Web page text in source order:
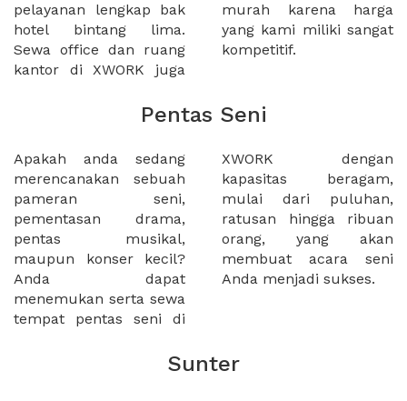
pelayanan lengkap bak
hotel bintang lima.
Sewa office dan ruang
kantor di XWORK juga
murah karena harga
yang kami miliki sangat
kompetitif.
Pentas Seni
Apakah anda sedang
merencanakan sebuah
pameran seni,
pementasan drama,
pentas musikal,
maupun konser kecil?
Anda dapat
menemukan serta sewa
tempat pentas seni di
XWORK dengan
kapasitas beragam,
mulai dari puluhan,
ratusan hingga ribuan
orang, yang akan
membuat acara seni
Anda menjadi sukses.
Sunter